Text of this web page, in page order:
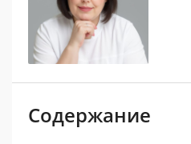
Содержание